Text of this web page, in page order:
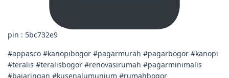
pin : 5bc732e9
#appasco #kanopibogor #pagarmurah #pagarbogor #kanopi
#teralis #teralisbogor #renovasirumah #pagarminimalis
#bajaringan #kusenalumunium #rumahbogor